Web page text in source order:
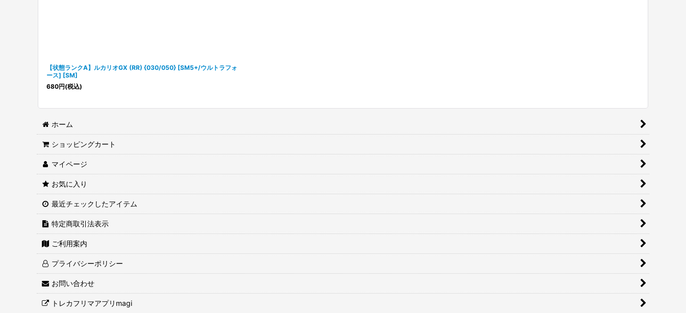
【状態ランクA】ルカリオGX (RR) {030/050} [SM5+/ウルトラフォ
ース] [SM]
680円(税込)
ホーム
ショッピングカート
マイページ
お気に入り
最近チェックしたアイテム
特定商取引法表示
ご利用案内
プライバシーポリシー
お問い合わせ
トレカフリマアプリmagi